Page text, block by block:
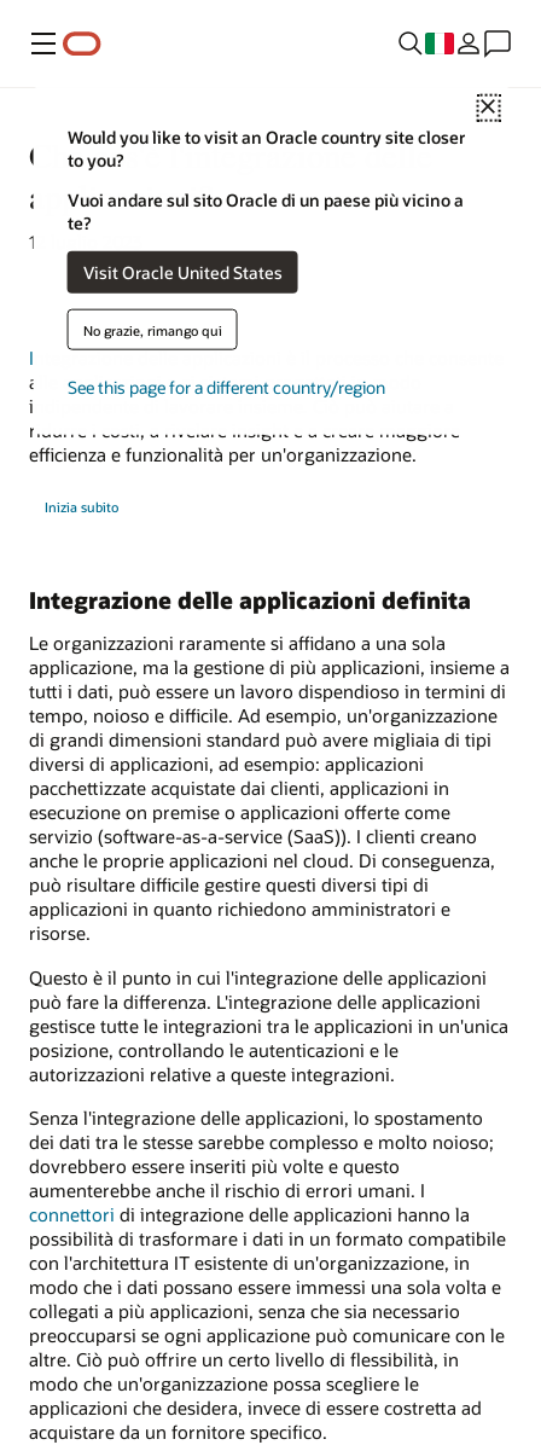
Menu
Close
Would you like to visit an Oracle country site closer
to you?
Vuoi andare sul sito Oracle di un paese più vicino a
te?
Visit Oracle United States
No grazie, rimango qui
See this page for a different country/region
Che cos'è l'integrazione delle
applicazioni?
12 luglio 2023
Integrazione delle applicazioni
alle applicazioni e ai sistemi progettati in modo
indipendente di lavorare insieme. Ciò può aiutare a
ridurre i costi, a rivelare insight e a creare maggiore
efficienza e funzionalità per un'organizzazione.
Inizia subito
Integrazione delle applicazioni definita
Le organizzazioni raramente si affidano a una sola
applicazione, ma la gestione di più applicazioni, insieme a
tutti i dati, può essere un lavoro dispendioso in termini di
tempo, noioso e difficile. Ad esempio, un'organizzazione
di grandi dimensioni standard può avere migliaia di tipi
diversi di applicazioni, ad esempio: applicazioni
pacchettizzate acquistate dai clienti, applicazioni in
esecuzione on premise o applicazioni offerte come
servizio (software-as-a-service (SaaS)). I clienti creano
anche le proprie applicazioni nel cloud. Di conseguenza,
può risultare difficile gestire questi diversi tipi di
applicazioni in quanto richiedono amministratori e
risorse.
Questo è il punto in cui l'integrazione delle applicazioni
può fare la differenza. L'integrazione delle applicazioni
gestisce tutte le integrazioni tra le applicazioni in un'unica
posizione, controllando le autenticazioni e le
autorizzazioni relative a queste integrazioni.
Senza l'integrazione delle applicazioni, lo spostamento
dei dati tra le stesse sarebbe complesso e molto noioso;
dovrebbero essere inseriti più volte e questo
aumenterebbe anche il rischio di errori umani. I
connettori di integrazione delle applicazioni hanno la
possibilità di trasformare i dati in un formato compatibile
con l'architettura IT esistente di un'organizzazione, in
modo che i dati possano essere immessi una sola volta e
collegati a più applicazioni, senza che sia necessario
preoccuparsi se ogni applicazione può comunicare con le
altre. Ciò può offrire un certo livello di flessibilità, in
modo che un'organizzazione possa scegliere le
applicazioni che desidera, invece di essere costretta ad
acquistare da un fornitore specifico.